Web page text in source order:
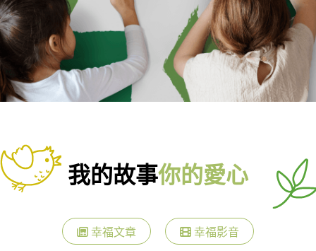
:::
我的故事你的愛心
幸福文章 幸福影音